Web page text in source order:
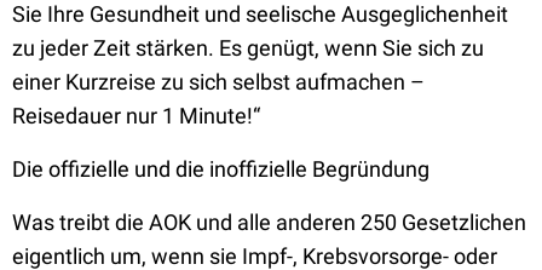
Sie Ihre Gesundheit und seelische Ausgeglichenheit
zu jeder Zeit stärken. Es genügt, wenn Sie sich zu
einer Kurzreise zu sich selbst aufmachen –
Reisedauer nur 1 Minute!“
Die offizielle und die inoffizielle Begründung
Was treibt die AOK und alle anderen 250 Gesetzlichen
eigentlich um, wenn sie Impf-, Krebsvorsorge- oder